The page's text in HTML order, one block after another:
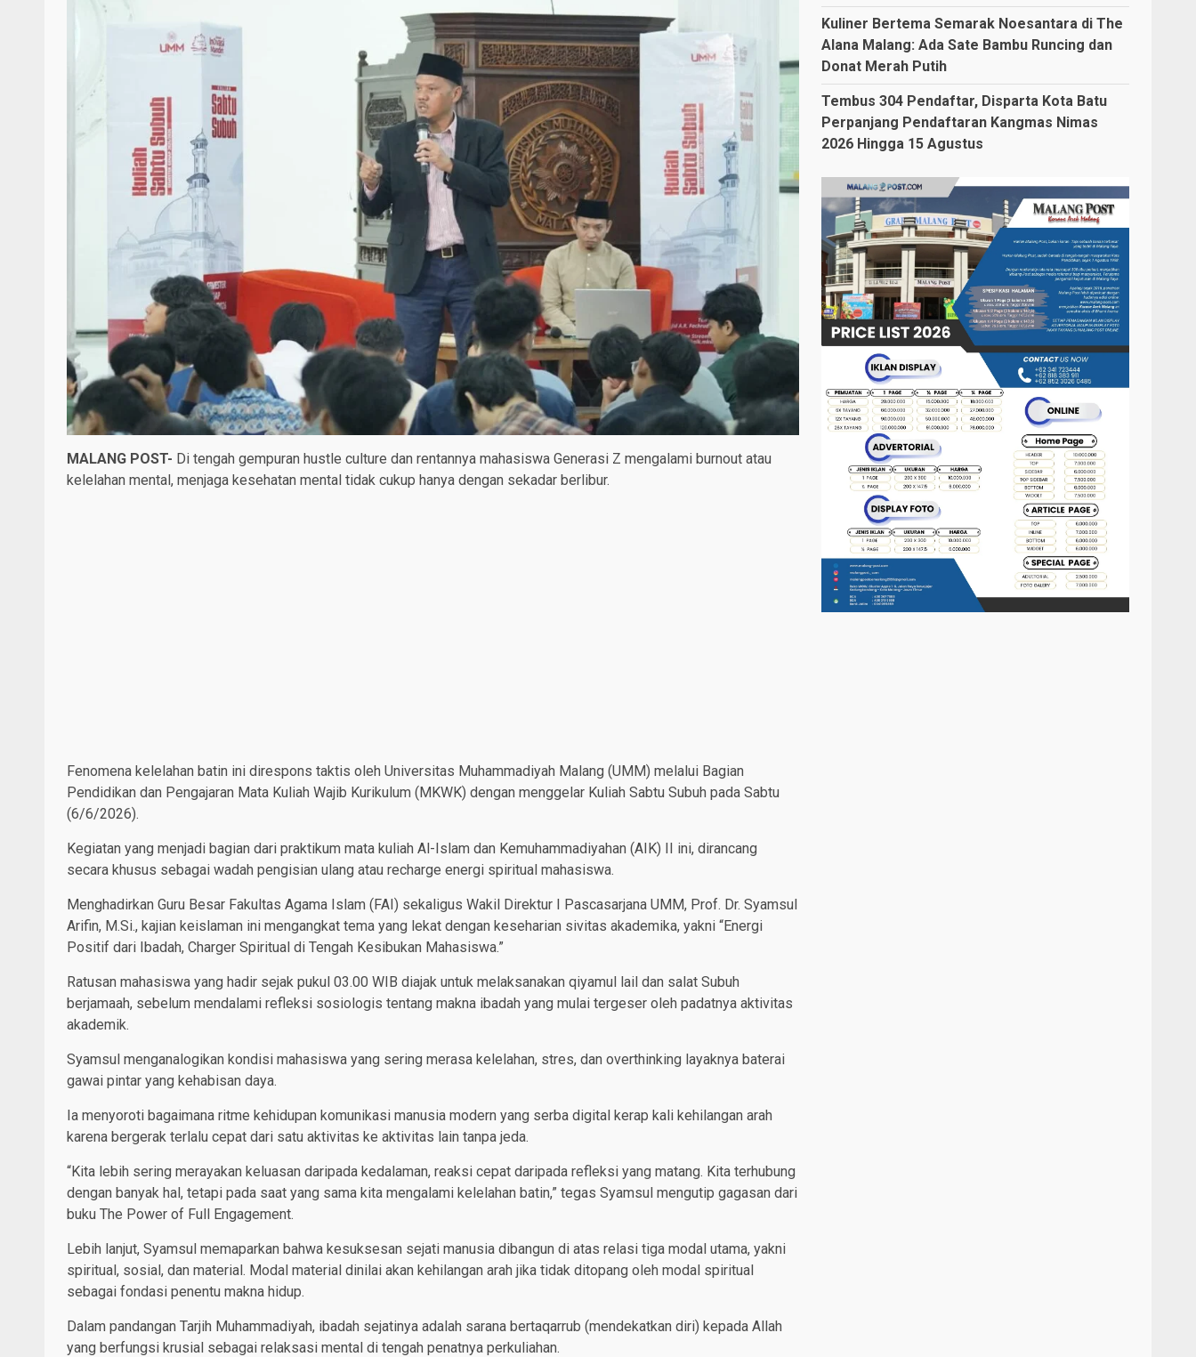
MALANG POST- Di tengah gempuran hustle culture dan rentannya mahasiswa Generasi Z mengalami burnout atau
kelelahan mental, menjaga kesehatan mental tidak cukup hanya dengan sekadar berlibur.
Fenomena kelelahan batin ini direspons taktis oleh Universitas Muhammadiyah Malang (UMM) melalui Bagian
Pendidikan dan Pengajaran Mata Kuliah Wajib Kurikulum (MKWK) dengan menggelar Kuliah Sabtu Subuh pada Sabtu
(6/6/2026).
Kegiatan yang menjadi bagian dari praktikum mata kuliah Al-Islam dan Kemuhammadiyahan (AIK) II ini, dirancang
secara khusus sebagai wadah pengisian ulang atau recharge energi spiritual mahasiswa.
Menghadirkan Guru Besar Fakultas Agama Islam (FAI) sekaligus Wakil Direktur I Pascasarjana UMM, Prof. Dr. Syamsul
Arifin, M.Si., kajian keislaman ini mengangkat tema yang lekat dengan keseharian sivitas akademika, yakni “Energi
Positif dari Ibadah, Charger Spiritual di Tengah Kesibukan Mahasiswa.”
Ratusan mahasiswa yang hadir sejak pukul 03.00 WIB diajak untuk melaksanakan qiyamul lail dan salat Subuh
berjamaah, sebelum mendalami refleksi sosiologis tentang makna ibadah yang mulai tergeser oleh padatnya aktivitas
akademik.
Syamsul menganalogikan kondisi mahasiswa yang sering merasa kelelahan, stres, dan overthinking layaknya baterai
gawai pintar yang kehabisan daya.
Ia menyoroti bagaimana ritme kehidupan komunikasi manusia modern yang serba digital kerap kali kehilangan arah
karena bergerak terlalu cepat dari satu aktivitas ke aktivitas lain tanpa jeda.
“Kita lebih sering merayakan keluasan daripada kedalaman, reaksi cepat daripada refleksi yang matang. Kita terhubung
dengan banyak hal, tetapi pada saat yang sama kita mengalami kelelahan batin,” tegas Syamsul mengutip gagasan dari
buku The Power of Full Engagement.
Lebih lanjut, Syamsul memaparkan bahwa kesuksesan sejati manusia dibangun di atas relasi tiga modal utama, yakni
spiritual, sosial, dan material. Modal material dinilai akan kehilangan arah jika tidak ditopang oleh modal spiritual
sebagai fondasi penentu makna hidup.
Dalam pandangan Tarjih Muhammadiyah, ibadah sejatinya adalah sarana bertaqarrub (mendekatkan diri) kepada Allah
yang berfungsi krusial sebagai relaksasi mental di tengah penatnya perkuliahan.
Kuliner Bertema Semarak Noesantara di The
Alana Malang: Ada Sate Bambu Runcing dan
Donat Merah Putih
Tembus 304 Pendaftar, Disparta Kota Batu
Perpanjang Pendaftaran Kangmas Nimas
2026 Hingga 15 Agustus